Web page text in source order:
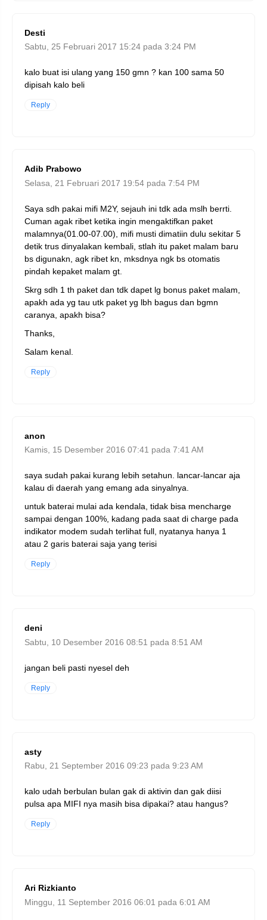
Desti
Sabtu, 25 Februari 2017 15:24 pada 3:24 PM
kalo buat isi ulang yang 150 gmn ? kan 100 sama 50
dipisah kalo beli
Reply
Adib Prabowo
Selasa, 21 Februari 2017 19:54 pada 7:54 PM
Saya sdh pakai mifi M2Y, sejauh ini tdk ada mslh berrti.
Cuman agak ribet ketika ingin mengaktifkan paket
malamnya(01.00-07.00), mifi musti dimatiin dulu sekitar 5
detik trus dinyalakan kembali, stlah itu paket malam baru
bs digunakn, agk ribet kn, mksdnya ngk bs otomatis
pindah kepaket malam gt.
Skrg sdh 1 th paket dan tdk dapet lg bonus paket malam,
apakh ada yg tau utk paket yg lbh bagus dan bgmn
caranya, apakh bisa?
Thanks,
Salam kenal.
Reply
anon
Kamis, 15 Desember 2016 07:41 pada 7:41 AM
saya sudah pakai kurang lebih setahun. lancar-lancar aja
kalau di daerah yang emang ada sinyalnya.
untuk baterai mulai ada kendala, tidak bisa mencharge
sampai dengan 100%, kadang pada saat di charge pada
indikator modem sudah terlihat full, nyatanya hanya 1
atau 2 garis baterai saja yang terisi
Reply
deni
Sabtu, 10 Desember 2016 08:51 pada 8:51 AM
jangan beli pasti nyesel deh
Reply
asty
Rabu, 21 September 2016 09:23 pada 9:23 AM
kalo udah berbulan bulan gak di aktivin dan gak diisi
pulsa apa MIFI nya masih bisa dipakai? atau hangus?
Reply
Ari Rizkianto
Minggu, 11 September 2016 06:01 pada 6:01 AM